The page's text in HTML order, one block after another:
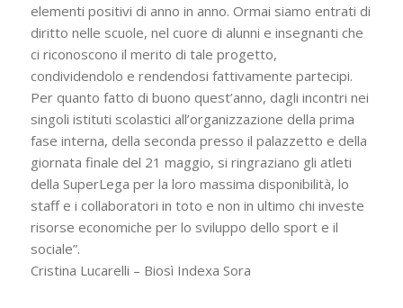
elementi positivi di anno in anno. Ormai siamo entrati di
diritto nelle scuole, nel cuore di alunni e insegnanti che
ci riconoscono il merito di tale progetto,
condividendolo e rendendosi fattivamente partecipi.
Per quanto fatto di buono quest’anno, dagli incontri nei
singoli istituti scolastici all’organizzazione della prima
fase interna, della seconda presso il palazzetto e della
giornata finale del 21 maggio, si ringraziano gli atleti
della SuperLega per la loro massima disponibilità, lo
staff e i collaboratori in toto e non in ultimo chi investe
risorse economiche per lo sviluppo dello sport e il
sociale”.
Cristina Lucarelli – Biosì Indexa Sora